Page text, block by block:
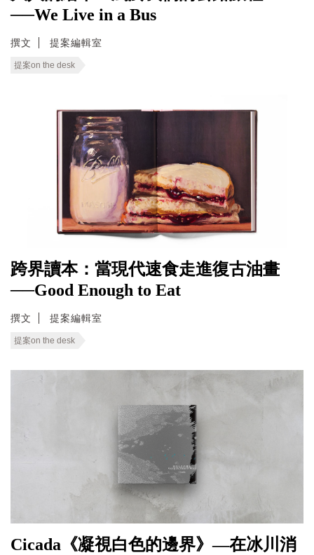
──We Live in a Bus
撰文 提案編輯室
提案on the desk
跨界讀本：當現代速食走進復古油畫
──Good Enough to Eat
撰文 提案編輯室
提案on the desk
Cicada《凝視白色的邊界》—在冰川消